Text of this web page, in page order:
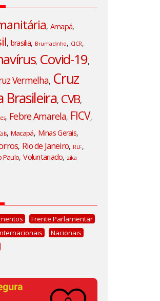
, Amapá,
, brasilia, Brumadinho, CICR,
, Covid-19,
Vermelha, Cruz
Brasileira, CVB,
, Febre Amarela, FICV,
, Macapá, Minas Gerais,
, Rio de Janeiro, RLF,
Paulo,Voluntariado, zika
Frente Parlamentar
Nacionais